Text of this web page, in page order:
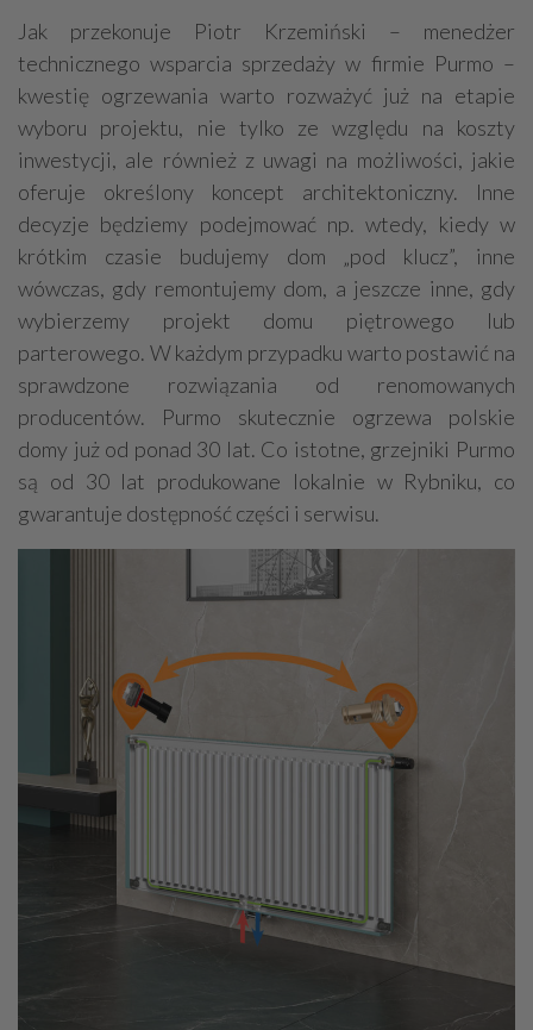
Jak przekonuje Piotr Krzemiński – menedżer
technicznego wsparcia sprzedaży w firmie Purmo –
kwestię ogrzewania warto rozważyć już na etapie
wyboru projektu, nie tylko ze względu na koszty
inwestycji, ale również z uwagi na możliwości, jakie
oferuje określony koncept architektoniczny. Inne
decyzje będziemy podejmować np. wtedy, kiedy w
krótkim czasie budujemy dom „pod klucz”, inne
wówczas, gdy remontujemy dom, a jeszcze inne, gdy
wybierzemy projekt domu piętrowego lub
parterowego. W każdym przypadku warto postawić na
sprawdzone rozwiązania od renomowanych
producentów. Purmo skutecznie ogrzewa polskie
domy już od ponad 30 lat. Co istotne, grzejniki Purmo
są od 30 lat produkowane lokalnie w Rybniku, co
gwarantuje dostępność części i serwisu.